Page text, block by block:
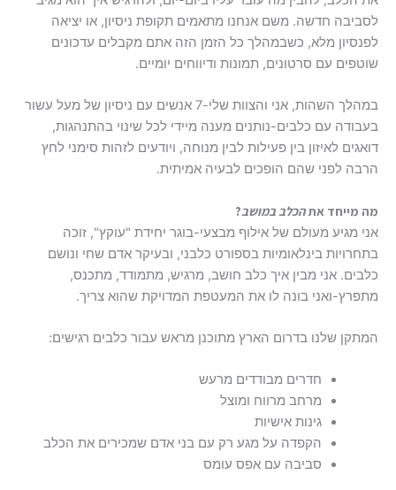
לסביבה חדשה. משם אנחנו מתאמים תקופת ניסיון, או יציאה
לפנסיון מלא, כשבמהלך כל הזמן הזה אתם מקבלים עדכונים
שוטפים עם סרטונים, תמונות ודיווחים יומיים.
במהלך השהות, אני והצוות שלי-7 אנשים עם ניסיון של מעל עשור
בעבודה עם כלבים-נותנים מענה מיידי לכל שינוי בהתנהגות,
דואגים לאיזון בין פעילות לבין מנוחה, ויודעים לזהות סימני לחץ
הרבה לפני שהם הופכים לבעיה אמיתית.
מה מייחד אתהכלב במושב?
אני מגיע מעולם של אילוף מבצעי-בוגר יחידת "עוקץ", זוכה
בתחרויות בינלאומיות בספורט כלבני, ובעיקר אדם שחי ונושם
כלבים. אני מבין איך כלב חושב, מרגיש, מתמודד, מתכנס,
מתפרץ-ואני בונה לו את המעטפת המדויקת שהוא צריך.
המתקן שלנו בדרום הארץ מתוכנן מראש עבור כלבים רגישים:
חדרים מבודדים מרעש
מרחב מרווח ומוצל
גינות אישיות
הקפדה על מגע רק עם בני אדם שמכירים את הכלב
סביבה עם אפס עומס